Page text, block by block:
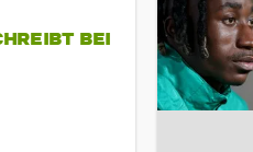
BEI